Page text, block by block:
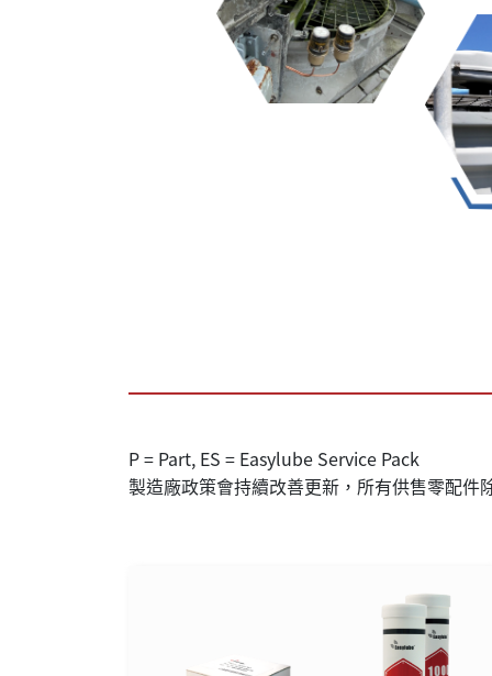
P = Part, ES = Easylube Service Pack
製造廠政策會持續改善更新，所有供售零配